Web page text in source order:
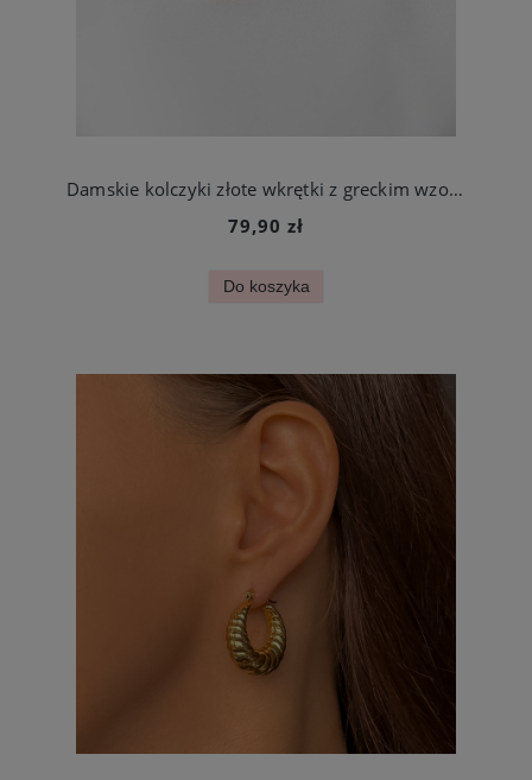
Damskie kolczyki złote wkrętki z greckim wzorem i cyrkoniami ze stali szlachetne
79,90 zł
Do koszyka